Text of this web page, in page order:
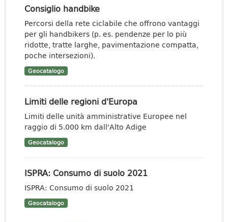
Consiglio handbike
Percorsi della rete ciclabile che offrono vantaggi
per gli handbikers (p. es. pendenze per lo più
ridotte, tratte larghe, pavimentazione compatta,
poche intersezioni).
Geocatalogo
Limiti delle regioni d'Europa
Limiti delle unità amministrative Europee nel
raggio di 5.000 km dall'Alto Adige
Geocatalogo
ISPRA: Consumo di suolo 2021
ISPRA: Consumo di suolo 2021
Geocatalogo